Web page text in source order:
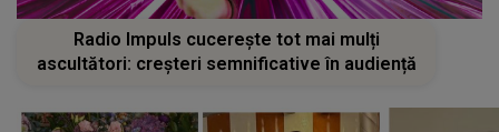
Radio Impuls cucerește tot mai mulți
ascultători: creșteri semnificative în audiență